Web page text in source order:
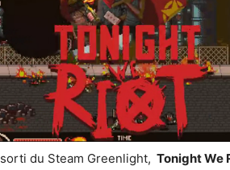
du Steam Greenlight, Tonight We